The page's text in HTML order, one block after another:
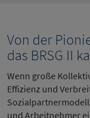
Von der
das BRSG II
Wenn große
Effizienz und
und Arbeitnehmer